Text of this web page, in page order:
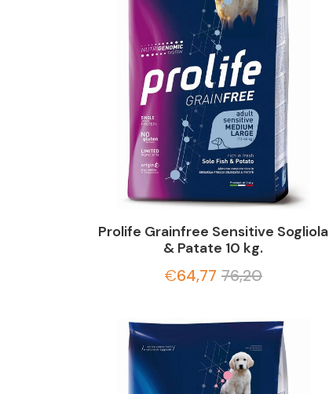
Prolife Grainfree Sensitive Sogliola
& Patate 10 kg.
€64,77 76,20